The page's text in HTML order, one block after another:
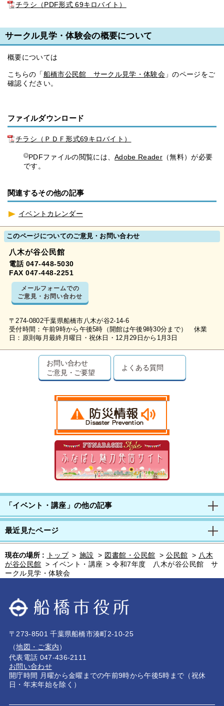
チラシ（PDF形式 69キロバイト）
サークル見学・体験会の概要について
概要については
こちらの「船橋市公民館 サークル見学・体験会 」のページをご
確認ください。
ファイルダウンロード
チラシ（ＰＤＦ形式69キロバイト）
PDFファイルの閲覧には、Adobe Reader （無料）が必要
です。
関連するその他の記事
イベントカレンダー
このページについてのご意見・お問い合わせ
八木が谷公民館
電話 047-448-5030
FAX 047-448-2251
メールフォームでの
ご意見・お問い合わせ
〒274-0802千葉県船橋市八木が谷2-14-6
受付時間：午前9時から午後5時（開館は午後9時30分まで） 休業
日：原則毎月最終月曜日・祝休日・12月29日から1月3日
お問い合わせ
ご意見・ご要望
よくある質問
「イベント・講座」の他の記事
最近見たページ
現在の場所 : トップ > 施設 > 図書館・公民館 > 公民館 > 八木
が谷公民館 > イベント・講座 > 令和7年度 八木が谷公民館 サ
ークル見学・体験会
〒273-8501 千葉県船橋市湊町2-10-25
（地図・ご案内）
代表電話 047-436-2111
お問い合わせ
開庁時間 月曜から金曜までの午前9時から午後5時まで（祝休
日・年末年始を除く）